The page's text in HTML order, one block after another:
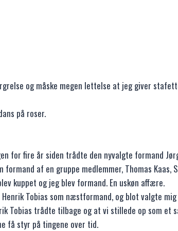
og måske megen lettelse at jeg giver
på roser.
for fire år siden trådte den nyvalgte formand
af en gruppe medlemmer, Thomas Kaas,
kuppet og jeg blev formand. En uskøn affære.
Tobias som næstformand, og blot valgte
Tobias trådte tilbage og at vi stillede op som et
få styr på tingene over tid.